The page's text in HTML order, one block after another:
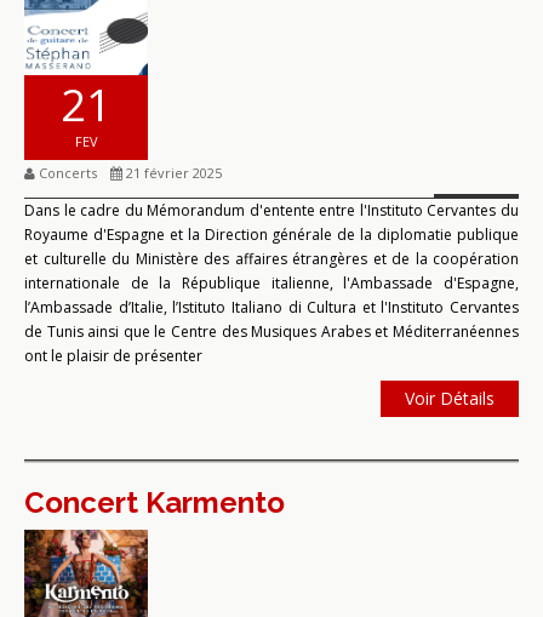
21
FEV
Concerts
21 février 2025
Dans le cadre du Mémorandum d'entente entre l'Instituto Cervantes du
Royaume d'Espagne et la Direction générale de la diplomatie publique
et culturelle du Ministère des affaires étrangères et de la coopération
internationale de la République italienne, l'Ambassade d'Espagne,
l’Ambassade d’Italie, l’Istituto Italiano di Cultura et l'Instituto Cervantes
de Tunis ainsi que le Centre des Musiques Arabes et Méditerranéennes
ont le plaisir de présenter
Voir Détails
Concert Karmento